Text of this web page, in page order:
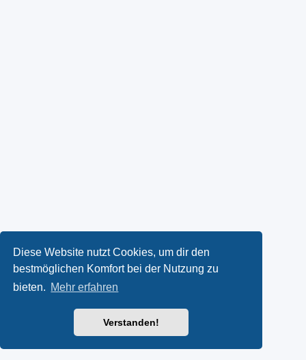
Diese Website nutzt Cookies, um dir den
bestmöglichen Komfort bei der Nutzung zu
bieten. Mehr erfahren
Verstanden!